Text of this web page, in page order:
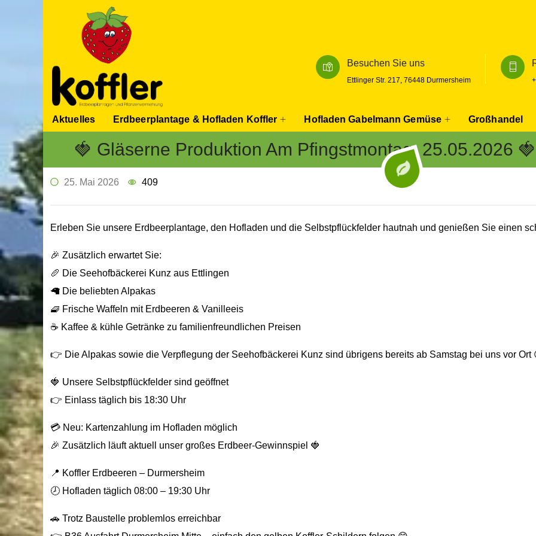
Besuchen Sie uns
Ettlinger Str. 217, 76448 Durmersheim
Aktuelles Erdbeerplantage & Hofladen Koffler Hofladen Gabelmann Gemüse Großhandel
🍓 Gläserne Produktion Am Pfingstmontag, 25.05.2026 🍓
25. Mai 2026 409
Erleben Sie unsere Erdbeerplantage, den Hofladen und die Selbstpflückfelder hautnah und genießen Sie einen
🎉 Zusätzlich erwartet Sie:
🥖 Die Seehofbäckerei Kunz aus Ettlingen
🦙 Die beliebten Alpakas
🧇 Frische Waffeln mit Erdbeeren & Vanilleeis
☕ Kaffee & kühle Getränke zu familienfreundlichen Preisen
👉 Die Alpakas sowie die Verpflegung der Seehofbäckerei Kunz sind übrigens bereits ab Samstag bei uns vor Ort
🍓 Unsere Selbstpflückfelder sind geöffnet
👉 Einlass täglich bis 18:30 Uhr
💳 Neu: Kartenzahlung im Hofladen möglich
🎉 Zusätzlich läuft aktuell unser großes Erdbeer-Gewinnspiel 🍓
📍 Koffler Erdbeeren – Durmersheim
🕗 Hofladen täglich 08:00 – 19:30 Uhr
🚗 Trotz Baustelle problemlos erreichbar